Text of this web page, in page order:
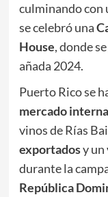
culminando con
se celebró una
House, donde
añada 2024.
Puerto Rico se
mercado
vinos de Rías
exportadosy un
durante la
República